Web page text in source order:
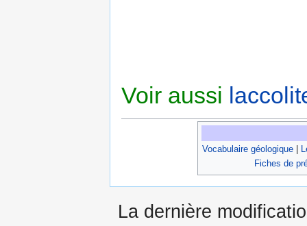
Voir aussi
Vocabulaire géologique|
Fiches de
La dernière